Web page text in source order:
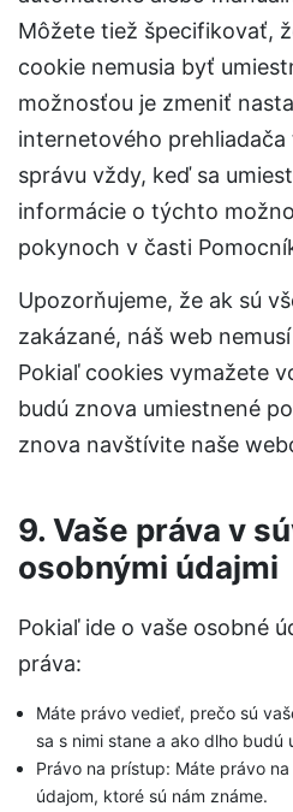
Môžete tiež špecifikovať,
cookie nemusia byť
možnosťou je zmeniť
internetového
správu vždy, keď sa
informácie o týchto
pokynoch v časti
Upozorňujeme, že ak sú
zakázané, náš web
Pokiaľ cookies vymažete
budú znova umiestnené
znova navštívite naše
9. Vaše práva v
osobnými údajmi
Pokiaľ ide o vaše osobné
práva:
Máte právo vedieť, prečo sú
sa s nimi stane a ako dlho budú
Právo na prístup: Máte právo
údajom, ktoré sú nám známe.